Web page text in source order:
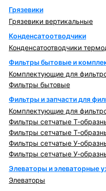
Грязевики
Грязевики вертикальные
Конденсатоотводчики
Конденсатоотводчики
Фильтры бытовые и
Комплектующие для
Фильтры бытовые
Фильтры и запчасти для
Комплектующие для
Фильтры сетчатые Т-
Фильтры сетчатые Т-
Фильтры сетчатые У-
Фильтры сетчатые У-
Элеваторы и элеваторные
Элеваторы